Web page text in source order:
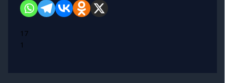
17
1